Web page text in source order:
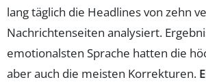
lang täglich die Headlines von zehn
Nachrichtenseiten analysiert.
emotionalsten Sprache hatten die
aber auch die meisten Korrekturen.